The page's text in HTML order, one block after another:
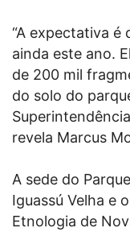
“A expectativa é
ainda este ano.
de 200 mil
do solo do
revela Marcus
A sede do
Iguassú Velha e
Etnologia de